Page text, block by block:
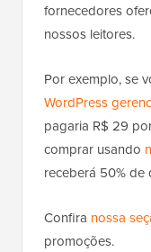
fornecedores
nossos leitores.
Por exemplo, se
WordPress
pagaria R$ 29
comprar usando
receberá 50% de
Confira nossa
promoções.